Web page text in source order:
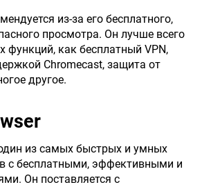
из-за его бесплатного,
просмотра. Он лучше всего
функций, как бесплатный VPN,
Chromecast, защита от
другое.
из самых быстрых и умных
с бесплатными, эффективными и
Он поставляется с